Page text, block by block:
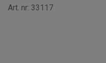
Art. nr: 33117